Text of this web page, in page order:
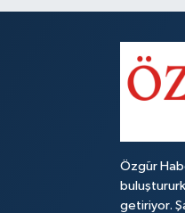
Özgür
getiriyor.